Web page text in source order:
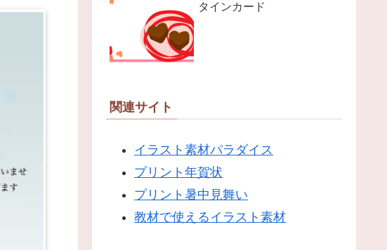
タインカード
関連サイト
イラスト素材パラダイス
プリント年賀状
プリント暑中見舞い
教材で使えるイラスト素材